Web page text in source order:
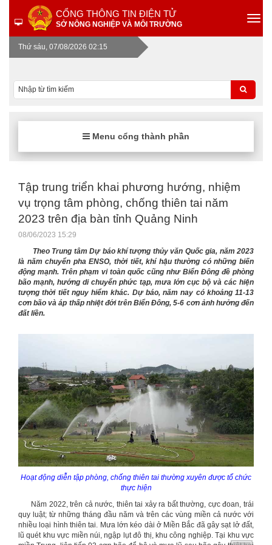
CỔNG THÔNG TIN ĐIỆN TỬ
SỞ NÔNG NGHIỆP VÀ MÔI TRƯỜNG
Thứ sáu, 07/08/2026 02:15
Menu cổng thành phần
Tập trung triển khai phương hướng, nhiệm
vụ trọng tâm phòng, chống thiên tai năm
2023 trên địa bàn tỉnh Quảng Ninh
08/06/2023 15:29
Theo Trung tâm Dự báo khí tượng thủy văn Quốc gia, năm 2023
là năm chuyển pha ENSO, thời tiết, khí hậu thường có những biến
động mạnh. Trên phạm vi toàn quốc cũng như Biển Đông đề phòng
bão mạnh, hướng di chuyển phức tạp, mưa lớn cục bộ và các hiện
tượng thời tiết nguy hiểm khác. Dự báo, năm nay có khoảng 11-13
cơn bão và áp thấp nhiệt đới trên Biển Đông, 5-6 cơn ảnh hưởng đến
đất liền.
Hoạt động diễn tập phòng, chống thiên tai thường xuyên được tổ chức
thực hiện
Năm 2022, trên cả nước, thiên tai xảy ra bất thường, cực đoan, trái
quy luật; từ những tháng đầu năm và trên các vùng miền cả nước với
nhiều loại hình thiên tai. Mưa lớn kéo dài ở Miền Bắc đã gây sạt lở đất,
lũ quét khu vực miền núi, ngập lụt đô thị, khu công nghiệp. Tại khu vực